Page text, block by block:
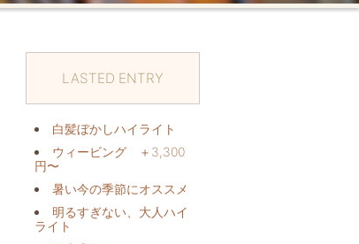
LASTED ENTRY
白髪ぼかしハイライト
ウィービング ＋3,300
円〜
暑い今の季節にオススメ️
明るすぎない、大人ハイ
ライト